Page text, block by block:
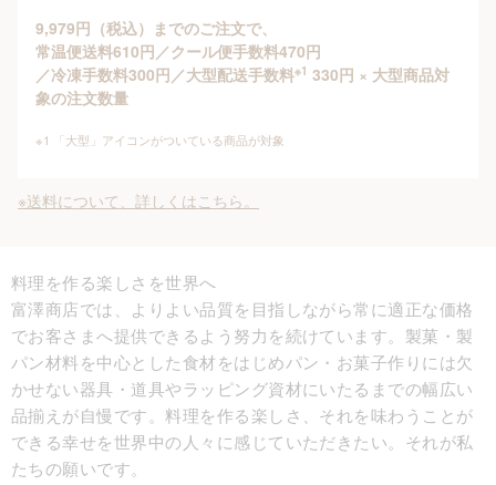
9,979円（税込）までのご注文で、
常温便送料610円／クール便手数料470円
／冷凍手数料300円／大型配送手数料※1 330円 × 大型商品対
象の注文数量
※1 「大型」アイコンがついている商品が対象
※送料について、詳しくはこちら。
料理を作る楽しさを世界へ
富澤商店では、よりよい品質を目指しながら常に適正な価格
でお客さまへ提供できるよう努力を続けています。製菓・製
パン材料を中心とした食材をはじめパン・お菓子作りには欠
かせない器具・道具やラッピング資材にいたるまでの幅広い
品揃えが自慢です。料理を作る楽しさ、それを味わうことが
できる幸せを世界中の人々に感じていただきたい。それが私
たちの願いです。